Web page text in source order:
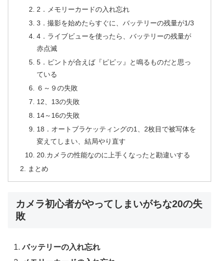
2．メモリーカードの入れ忘れ
3．撮影を始めたらすぐに、バッテリーの残量が1/3
4．ライブビューを使ったら、バッテリーの残量が
赤点滅
5．ピントが合えば『ピピッ』と鳴るものだと思っ
ている
６～９の失敗
12、13の失敗
14～16の失敗
18．オートブラケッティングの1、2枚目で被写体を
変えてしまい、結局やり直す
20.カメラの性能なのに上手くなったと勘違いする
まとめ
カメラ初心者がやってしまいがちな20の失
敗
バッテリーの入れ忘れ